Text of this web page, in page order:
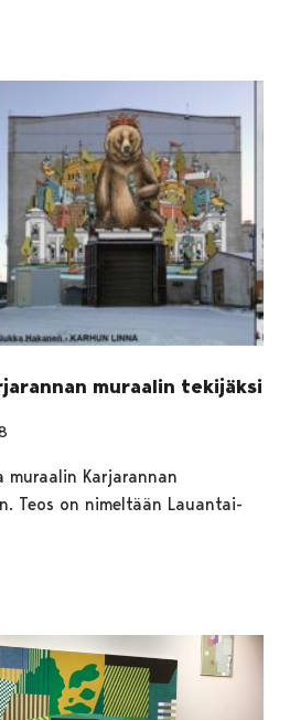
muraalin tekijäksi
muraalin Karjarannan
Teos on nimeltään Lauantai-